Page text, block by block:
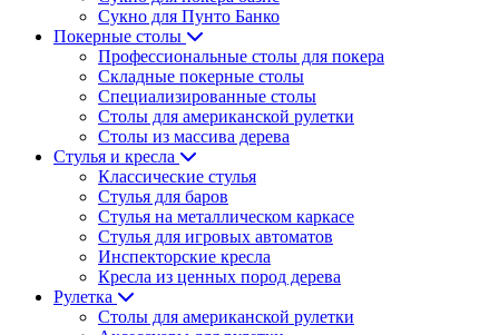
Сукно для Пунто Банко
Покерные столы
Профессиональные столы для покера
Складные покерные столы
Специализированные столы
Столы для американской рулетки
Столы из массива дерева
Стулья и кресла
Классические стулья
Стулья для баров
Стулья на металлическом каркасе
Стулья для игровых автоматов
Инспекторские кресла
Кресла из ценных пород дерева
Рулетка
Столы для американской рулетки